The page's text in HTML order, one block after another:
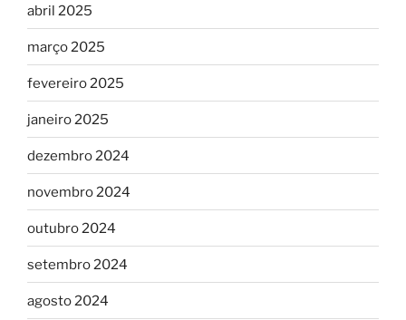
abril 2025
março 2025
fevereiro 2025
janeiro 2025
dezembro 2024
novembro 2024
outubro 2024
setembro 2024
agosto 2024